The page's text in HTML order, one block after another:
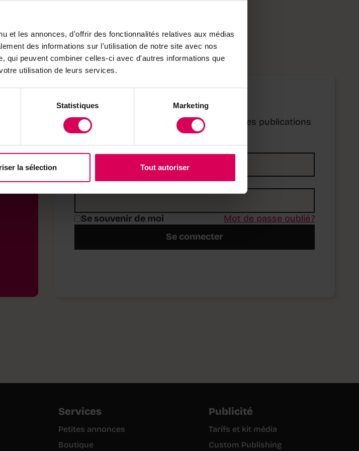
et les annonces, d'offrir des fonctionnalités relatives aux médias
des informations sur l'utilisation de notre site avec nos
qui peuvent combiner celles-ci avec d'autres informations que
utilisation de leurs services.
Statistiques Marketing
la sélection Tout autoriser
Déjà abonné ?
Connectez-vous pour accéder à toutes les publications
Identifiant ou e-mail
Mot de passe
Se souvenir de moi
Mot de passe oublié ?
Se connecter
Services
Petites annonces
Boutique
Publicité
Tarifs et kit média
Custom Publishing